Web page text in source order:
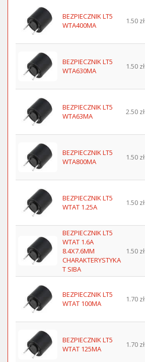
BEZPIECZNIK LT5
WTA400MA
1.50 zł
BEZPIECZNIK LT5
WTA630MA
1.50 zł
BEZPIECZNIK LT5
WTA63MA
2.50 zł
BEZPIECZNIK LT5
WTA800MA
1.50 zł
BEZPIECZNIK LT5
WTAT 1.25A
1.50 zł
BEZPIECZNIK LT5
WTAT 1.6A
8.4X7.6MM
CHARAKTERYSTYKA
T SIBA
1.50 zł
BEZPIECZNIK LT5
WTAT 100MA
1.70 zł
BEZPIECZNIK LT5
WTAT 125MA
1.70 zł